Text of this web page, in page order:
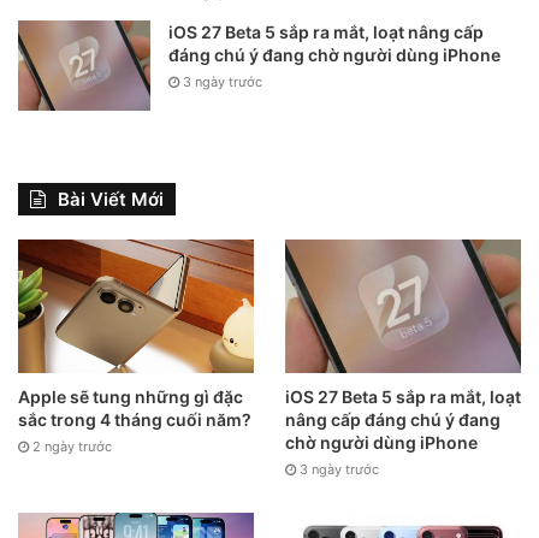
phía tài liệu cần quét rồi chạm nhẹ vào màn hình thì Adobe
Scan sẽ thực hiện thao tác ngay. Vì tính tiện lợi khi tích hợp
ở điện thoại hay tablet, bạn có thể scan mọi thứ, ở mọi nơi
và bất cứ khi nào muốn.
Thao tác ngay với bản scan
Sau khi quét, Adobe Scan cho phép người dùng chỉnh sửa
iOS 27 Beta 5 sắp ra mắt, loạt nâng cấp
đáng chú ý đang chờ người dùng iPhone
3 ngày trước
Bài Viết Mới
Apple sẽ tung những gì đặc
sắc trong 4 tháng cuối năm?
2 ngày trước
iOS 27 Beta 5 sắp ra mắt, loạt
nâng cấp đáng chú ý đang
chờ người dùng iPhone
3 ngày trước